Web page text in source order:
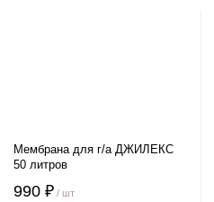
Мембрана для г/а ДЖИЛЕКС
50 литров
990 ₽ / шт